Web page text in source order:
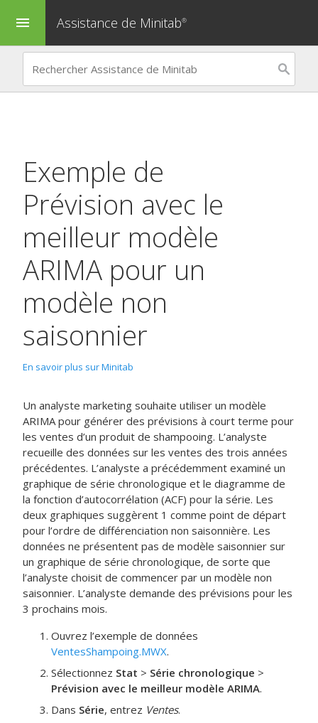
menu Assistance de Minitab®
Exemple de
Prévision avec le
meilleur modèle
ARIMA pour un
modèle non
saisonnier
En savoir plus sur Minitab
Un analyste marketing souhaite utiliser un modèle
ARIMA pour générer des prévisions à court terme pour
les ventes d’un produit de shampooing. L’analyste
recueille des données sur les ventes des trois années
précédentes. L’analyste a précédemment examiné un
graphique de série chronologique et le diagramme de
la fonction d’autocorrélation (ACF) pour la série. Les
deux graphiques suggèrent 1 comme point de départ
pour l’ordre de différenciation non saisonnière. Les
données ne présentent pas de modèle saisonnier sur
un graphique de série chronologique, de sorte que
l’analyste choisit de commencer par un modèle non
saisonnier. L’analyste demande des prévisions pour les
3 prochains mois.
Ouvrez l’exemple de données
VentesShampoing.MWX.
Sélectionnez Stat > Série chronologique >
Prévision avec le meilleur modèle ARIMA.
Dans Série, entrez Ventes.